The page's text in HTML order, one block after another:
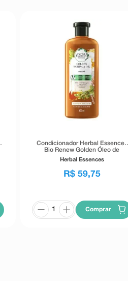
Condicionador Herbal Essences
Bio Renew Golden Óleo de
Moringa 400ml
Herbal Essences
R$ 59,75
Comprar